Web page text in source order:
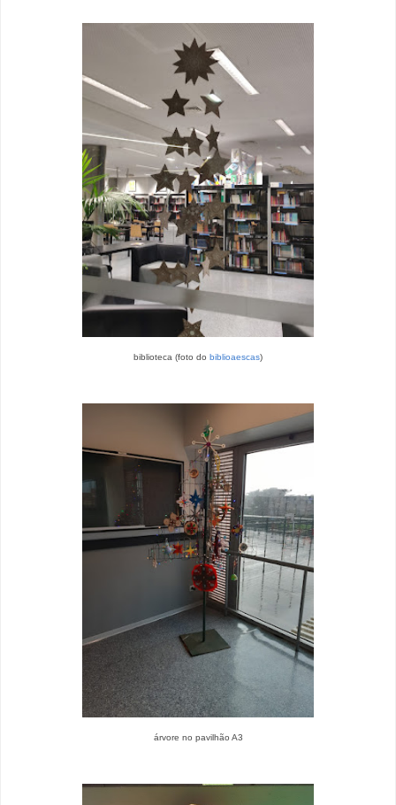
biblioteca (foto do biblioaescas)
árvore no pavilhão A3